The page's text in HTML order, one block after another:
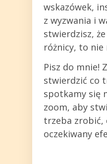
wskazówek,
z wyzwania i
stwierdzisz,
różnicy, to
Pisz do mnie!
stwierdzić co
spotkamy się
zoom, aby
trzeba zrobić,
oczekiwany